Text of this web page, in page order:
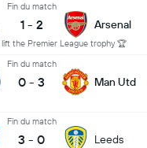
Fin du match
1 - 2
lift the Premier League trophy 🏆
Arsenal
Fin du match
0 - 3 Man Utd
Fin du match
3 - 0 Leeds